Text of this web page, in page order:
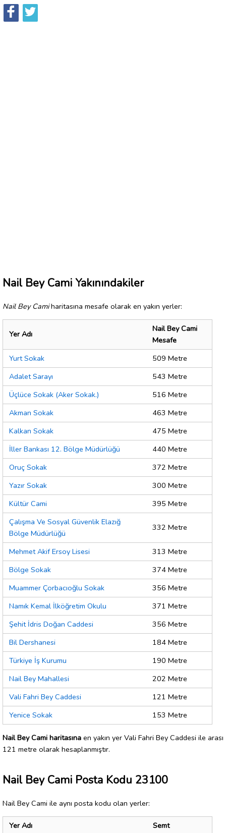
Nail Bey Cami Yakınındakiler
Nail Bey Camiharitasına mesafe olarak en yakın yerler:
Yer Adı
Nail Bey Cami
Mesafe
Yurt Sokak
509 Metre
Adalet Sarayı
543 Metre
Üçlüce Sokak (Aker Sokak.)
516 Metre
Akman Sokak
463 Metre
Kalkan Sokak
475 Metre
İller Bankası 12. Bölge Müdürlüğü
440 Metre
Oruç Sokak
372 Metre
Yazır Sokak
300 Metre
Kültür Cami
395 Metre
Çalışma Ve Sosyal Güvenlik Elazığ
Bölge Müdürlüğü
332 Metre
Mehmet Akif Ersoy Lisesi
313 Metre
Bölge Sokak
374 Metre
Muammer Çorbacıoğlu Sokak
356 Metre
Namık Kemal İlköğretim Okulu
371 Metre
Şehit İdris Doğan Caddesi
356 Metre
Bil Dershanesi
184 Metre
Türkiye İş Kurumu
190 Metre
Nail Bey Mahallesi
202 Metre
Vali Fahri Bey Caddesi
121 Metre
Yenice Sokak
153 Metre
Nail Bey Cami haritasına en yakın yer Vali Fahri Bey Caddesi ile arası
121 metre olarak hesaplanmıştır.
Nail Bey Cami Posta Kodu 23100
Nail Bey Cami ile aynı posta kodu olan yerler:
Yer Adı
Semt